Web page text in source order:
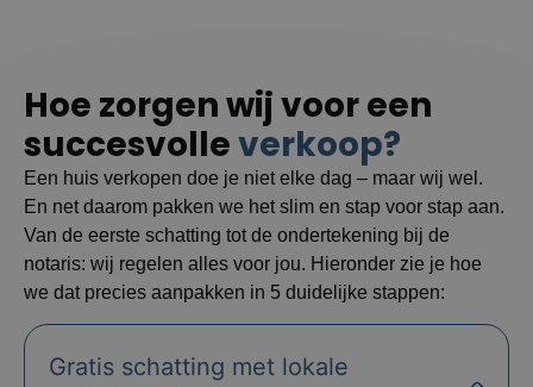
Hoe zorgen wij voor een
succesvolleverkoop?
Een huis verkopen doe je niet elke dag – maar wij wel.
En net daarom pakken we het slim en stap voor stap aan.
Van de eerste schatting tot de ondertekening bij de
notaris: wij regelen alles voor jou. Hieronder zie je hoe
we dat precies aanpakken in 5 duidelijke stappen:
Gratis schatting met lokale